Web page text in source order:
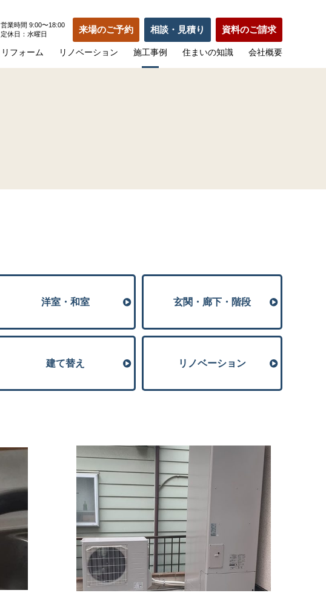
営業時間 9:00〜18:00
定休⽇：⽔曜⽇
来場のご予約 相談・見積り 資料のご請求
リフォーム リノベーション 施工事例 住まいの知識 会社概要
洋室・和室 玄関・廊下・階段
建て替え リノベーション